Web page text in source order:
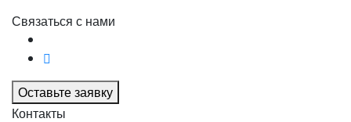
Связаться с нами
Оставьте заявку
Контакты